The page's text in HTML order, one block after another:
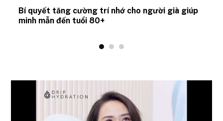
Bí quyết tăng cường trí nhớ cho người già giúp
minh mẫn đến tuổi 80+